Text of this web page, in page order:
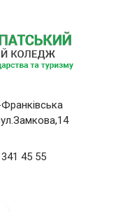
Франківська
45 55